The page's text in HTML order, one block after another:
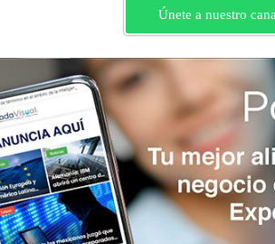
Únete a nuestro